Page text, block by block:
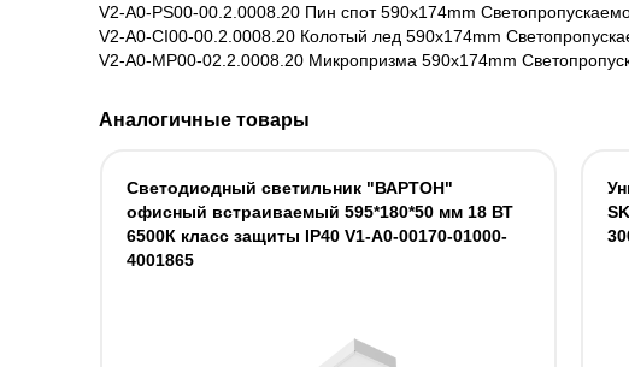
V2-A0-PS00-00.2.0008.20 Пин спот 590х174mm
V2-A0-CI00-00.2.0008.20 Колотый лед 590х174mm
V2-A0-MP00-02.2.0008.20 Микропризма 590х174mm
Аналогичные товары
Светодиодный светильник "ВАРТОН"
офисный встраиваемый 595*180*50 мм 18 ВТ
6500К класс защиты IP40 V1-A0-00170-01000-
4001865